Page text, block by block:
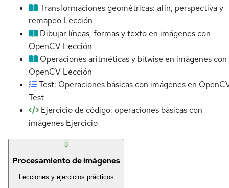
Transformaciones geométricas: afín, perspectiva y
remapeo Lección
Dibujar líneas, formas y texto en imágenes con
OpenCV Lección
Operaciones aritméticas y bitwise en imágenes con
OpenCV Lección
Test: Operaciones básicas con imágenes en
Test
Ejercicio de código: operaciones básicas con
imágenes Ejercicio
3
Procesamiento de imágenes
Lecciones y ejercicios prácticos